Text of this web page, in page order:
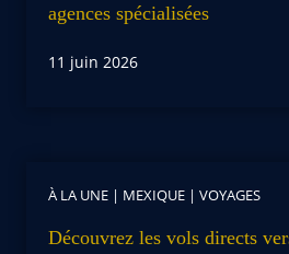
agences spécialisées
11 juin 2026
À LA UNE | MEXIQUE | VOYAGES
Découvrez les vols directs